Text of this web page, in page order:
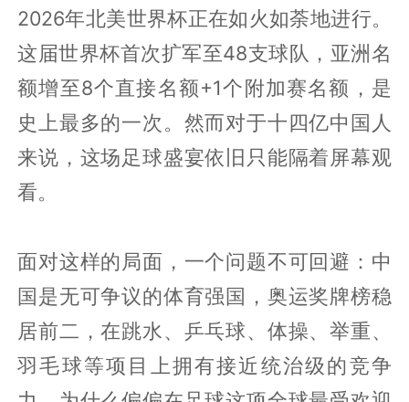
2026年北美世界杯正在如火如荼地进行。
这届世界杯首次扩军至48支球队，亚洲名
额增至8个直接名额+1个附加赛名额，是
史上最多的一次。然而对于十四亿中国人
来说，这场足球盛宴依旧只能隔着屏幕观
看。
面对这样的局面，一个问题不可回避：中
国是无可争议的体育强国，奥运奖牌榜稳
居前二，在跳水、乒乓球、体操、举重、
羽毛球等项目上拥有接近统治级的竞争